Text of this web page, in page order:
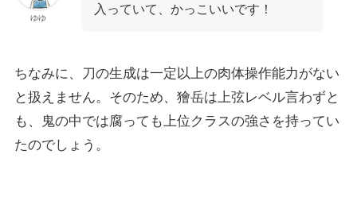
ゆゆ
入っていて、かっこいいです！
ちなみに、刀の生成は一定以上の肉体操作能力がない
と扱えません。そのため、獪岳は上弦レベル言わずと
も、鬼の中では腐っても上位クラスの強さを持ってい
たのでしょう。